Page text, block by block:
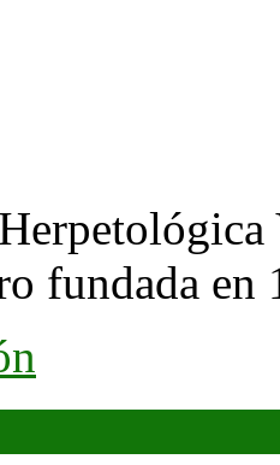
fundada en